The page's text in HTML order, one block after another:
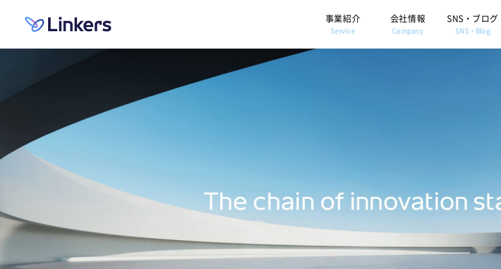
事業紹介
Service
会社情報
Company
SNS・ブログ
SNS・Blog